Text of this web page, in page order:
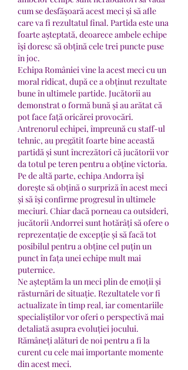
cum se desfășoară acest meci și să afle
care va fi rezultatul final. Partida este una
foarte așteptată, deoarece ambele echipe
își doresc să obțină cele trei puncte puse
în joc.
Echipa României vine la acest meci cu un
moral ridicat, după ce a obținut rezultate
bune în ultimele partide. Jucătorii au
demonstrat o formă bună și au arătat că
pot face față oricărei provocări.
Antrenorul echipei, împreună cu staff-ul
tehnic, au pregătit foarte bine această
partidă și sunt încrezători că jucătorii vor
da totul pe teren pentru a obține victoria.
Pe de altă parte, echipa Andorra își
dorește să obțină o surpriză în acest meci
și să își confirme progresul în ultimele
meciuri. Chiar dacă porneau ca outsideri,
jucătorii Andorrei sunt hotărâți să ofere o
reprezentație de excepție și să facă tot
posibilul pentru a obține cel puțin un
punct în fața unei echipe mult mai
puternice.
Ne așteptăm la un meci plin de emoții și
răsturnări de situație. Rezultatele vor fi
actualizate în timp real, iar comentariile
specialiștilor vor oferi o perspectivă mai
detaliată asupra evoluției jocului.
Rămâneți alături de noi pentru a fi la
curent cu cele mai importante momente
din acest meci.